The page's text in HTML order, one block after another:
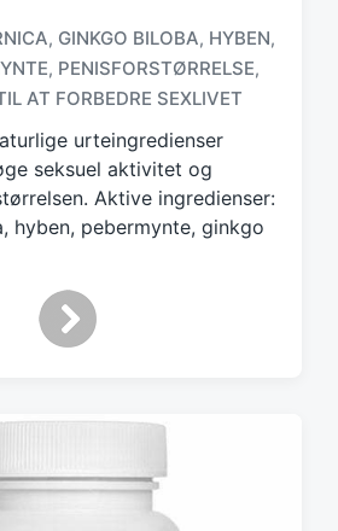
, GINKGO BILOBA, HYBEN,
, PENISFORSTØRRELSE,
AT FORBEDRE SEXLIVET
urteingredienser
seksuel aktivitet og
Aktive ingredienser:
hyben, pebermynte, ginkgo